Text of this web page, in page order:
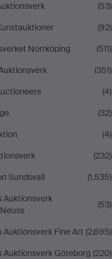
(53)
(92)
Norrköping
(511)
(351)
(4)
(32)
(4)
(232)
Sundsvall
(1.535)
Auktionsverk
(53)
Auktionsverk Fine Art (2.695)
Auktionsverk Göteborg (220)